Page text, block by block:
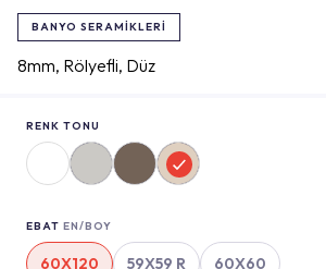
BANYO SERAMIKLERI
8mm, Rölyefli, Düz
RENK TONU
EBAT EN/BOY
60X120 59X59 R 60X60